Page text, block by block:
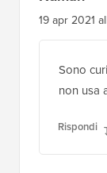
19 apr 2021
Sono
non usa
Rispondi